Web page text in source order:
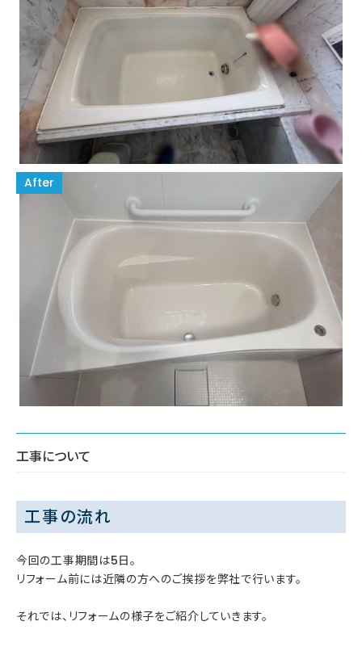
工事について
工事の流れ
今回の工事期間は5日。
リフォーム前には近隣の方へのご挨拶を弊社で行います。
それでは、リフォームの様子をご紹介していきます。